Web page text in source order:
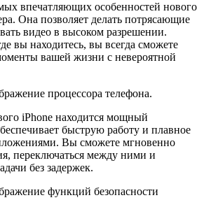
впечатляющих особенностей нового
Она позволяет делать потрясающие
видео в высоком разрешении.
вы находитесь, вы всегда сможете
вашей жизни с невероятной
процессора телефона.
iPhone находится мощный
быструю работу и плавное
Вы сможете мгновенно
переключаться между ними и
без задержек.
функций безопасности